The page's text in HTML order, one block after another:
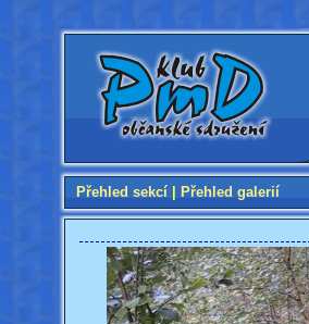
Přehled sekcí Přehled galerií